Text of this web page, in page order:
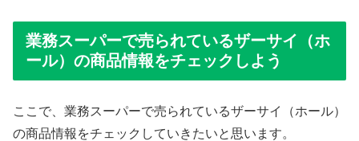
業務スーパーで売られているザーサイ（ホ
ール）の商品情報をチェックしよう
ここで、業務スーパーで売られているザーサイ（ホール）
の商品情報をチェックしていきたいと思います。